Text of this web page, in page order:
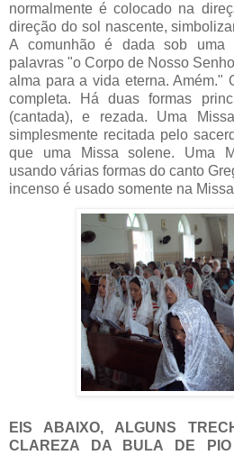
normalmente é colocado na
direção do sol nascente,
A comunhão é dada sob uma
palavras "o Corpo de Nosso
alma para a vida eterna. Amém."
completa. Há duas formas
(cantada), e rezada. Uma
simplesmente recitada pelo
que uma Missa solene. Uma
usando várias formas do canto
incenso é usado somente na
EIS ABAIXO, ALGUNS
CLAREZA DA BULA DE